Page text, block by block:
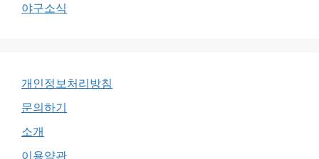
야구소식
개인정보처리방침
문의하기
소개
이용약관